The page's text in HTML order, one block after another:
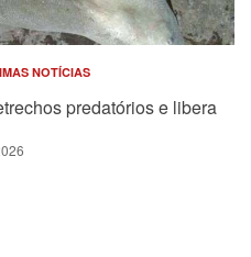
NOTÍCIAS
predatórios e libera